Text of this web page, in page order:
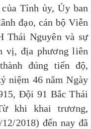
Tỉnh ủy, Ủy ban
đạo, cán bộViễn
Thái Nguyên và sự
vị, địa phương liên
đúng tiến độ,
niệm 46 năm Ngày
Đội 91 Bắc Thái
khi khai trương,
2018) đến nay đã